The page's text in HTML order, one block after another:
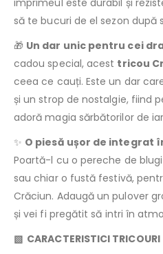
imprimeul este durabil și
să te bucuri de el sezon după
🎁 Un dar unic pentru cei
cadou special, acest tricou
ceea ce cauți. Este un dar
și un strop de nostalgie, fiind
adoră magia sărbătorilor de
✨ O piesă ușor de integrat
Poartă-l cu o pereche de
sau chiar o fustă festivă,
Crăciun. Adaugă un pulover
și vei fi pregătit să intri în
▧ CARACTERISTICI TRICOURI